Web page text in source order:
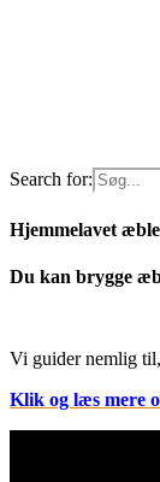
Search for:
Hjemmelavet
Du kan brygge
Vi guider nemlig
Klik og læs mere